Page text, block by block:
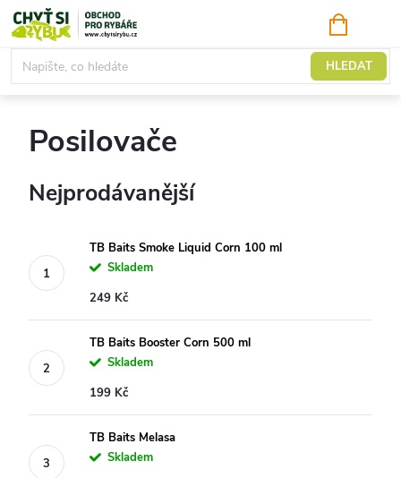
Přejít
na
obsah
HLEDAT
KOŠÍK
Ochucovadla, sypké přísady
Posilovače
Nejprodávanější
TB Baits Smoke Liquid Corn 100 ml
Skladem
249 Kč
TB Baits Booster Corn 500 ml
Skladem
199 Kč
TB Baits Melasa
Skladem